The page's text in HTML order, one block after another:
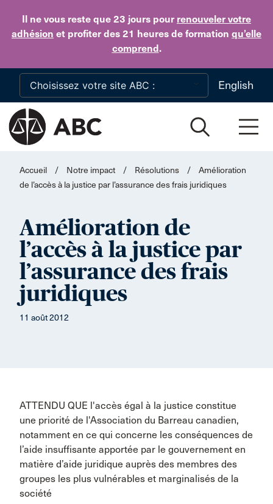
Il ne vous reste que 23 jours pour renouveler votre
adhésion et profiter des 21 heures de formation qu’elle
comprend.
Skip to main content
English
Accueil / Notre impact / Résolutions /
Amélioration
de l’accès à la justice par l’assurance des frais juridiques
Amélioration de
l’accès à la justice par
l’assurance des frais
juridiques
11 août 2012
ATTENDU QUE l'accès égal à la justice constitue
une priorité de l'Association du Barreau canadien,
notamment en ce qui concerne les conséquences de
l’aide insuffisante apportée par le gouvernement en
matière d’aide juridique auprès des membres des
groupes les plus vulnérables et marginalisés de la
société